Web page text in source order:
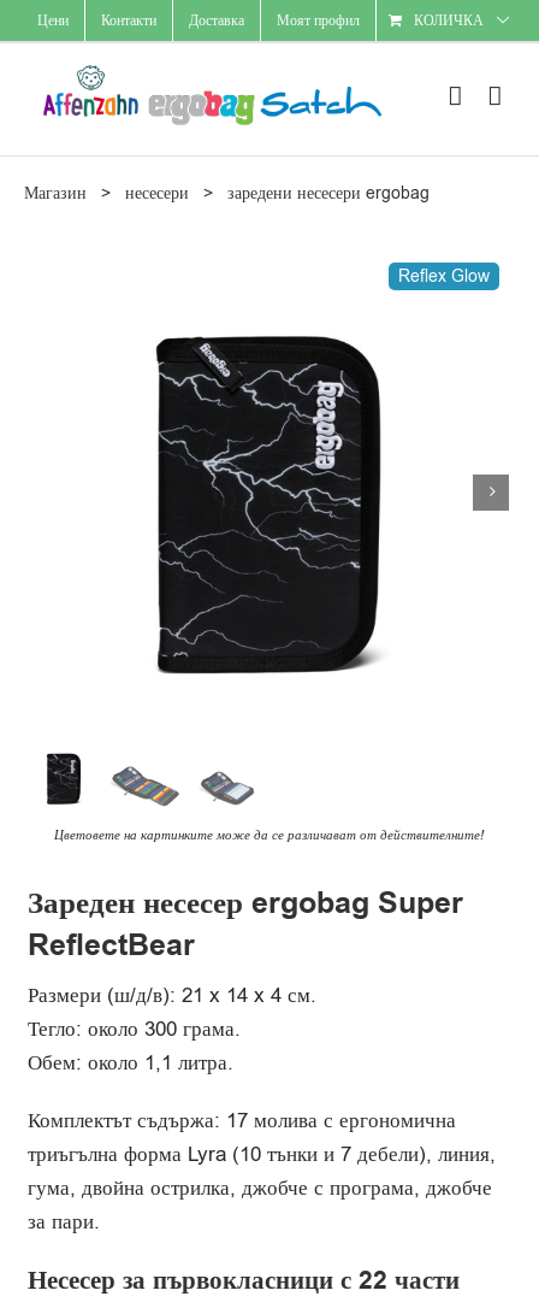
Skip
to
Цени Контакти Доставка Моят профил КОЛИЧКА
Магазин > несесери > заредени несесери ergobag
Reflex Glow
Цветовете на картинките може да се различават от действителните!
Зареден несесер ergobag Super
ReflectBear
Размери (ш/д/в): 21 x 14 x 4 см.
Тегло: около 300 грама.
Обем: около 1,1 литра.
Комплектът съдържа: 17 молива с ергономична
триъгълна форма Lyra (10 тънки и 7 дебели), линия,
гума, двойна острилка, джобче с програма, джобче
за пари.
Несесер за първокласници с 22 части